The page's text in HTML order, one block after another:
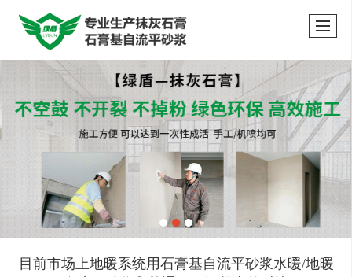
目前市场上地暖系统用石膏基自流平砂浆水暖/地暖